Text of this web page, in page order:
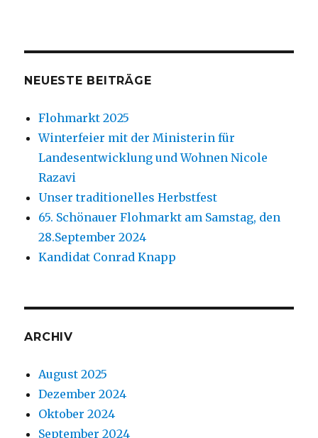
NEUESTE BEITRÄGE
Flohmarkt 2025
Winterfeier mit der Ministerin für
Landesentwicklung und Wohnen Nicole
Razavi
Unser traditionelles Herbstfest
65. Schönauer Flohmarkt am Samstag, den
28.September 2024
Kandidat Conrad Knapp
ARCHIV
August 2025
Dezember 2024
Oktober 2024
September 2024